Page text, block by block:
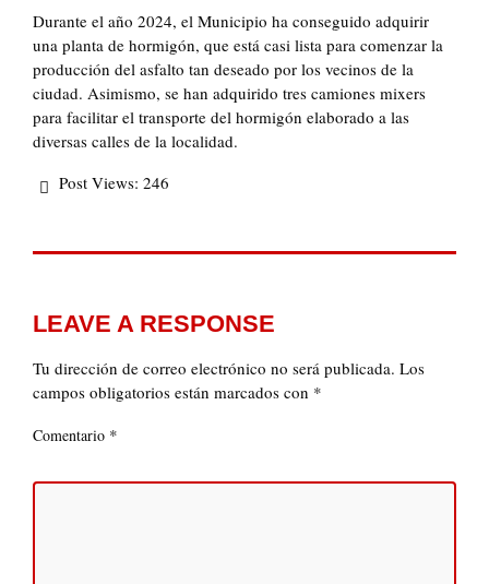
Durante el año 2024, el Municipio ha conseguido adquirir
una planta de hormigón, que está casi lista para comenzar la
producción del asfalto tan deseado por los vecinos de la
ciudad. Asimismo, se han adquirido tres camiones mixers
para facilitar el transporte del hormigón elaborado a las
diversas calles de la localidad.
Post Views: 246
LEAVE A RESPONSE
Tu dirección de correo electrónico no será publicada. Los
campos obligatorios están marcados con *
Comentario *